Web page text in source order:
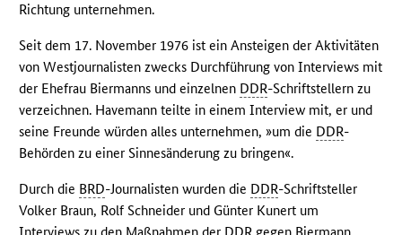
Richtung unternehmen.
Seit dem 17. November 1976 ist ein Ansteigen der Aktivitäten
von Westjournalisten zwecks Durchführung von Interviews mit
der Ehefrau Biermanns und einzelnen DDR-Schriftstellern zu
verzeichnen. Havemann teilte in einem Interview mit, er und
seine Freunde würden alles unternehmen, »um die DDR-
Behörden zu einer Sinnesänderung zu bringen«.
Durch die BRD-Journalisten wurden die DDR-Schriftsteller
Volker Braun, Rolf Schneider und Günter Kunert um